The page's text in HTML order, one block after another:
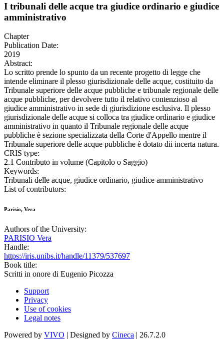
I tribunali delle acque tra giudice ordinario e giudice
amministrativo
Chapter
Publication Date:
2019
Abstract:
Lo scritto prende lo spunto da un recente progetto di legge che
intende eliminare il plesso giurisdizionale delle acque, costituito da
Tribunale superiore delle acque pubbliche e tribunale regionale delle
acque pubbliche, per devolvere tutto il relativo contenzioso al
giudice amministrativo in sede di giurisdizione esclusiva. Il plesso
giurisdizionale delle acque si colloca tra giudice ordinario e giudice
amministrativo in quanto il Tribunale regionale delle acque
pubbliche è sezione specializzata della Corte d'Appello mentre il
Tribunale superiore delle acque pubbliche è dotato dii incerta natura.
CRIS type:
2.1 Contributo in volume (Capitolo o Saggio)
Keywords:
Tribunali delle acque, giudice ordinario, giudice amministrativo
List of contributors:
Parisio, Vera
Authors of the University:
PARISIO Vera
Handle:
https://iris.unibs.it/handle/11379/537697
Book title:
Scritti in onore di Eugenio Picozza
Support
Privacy
Use of cookies
Legal notes
Powered by VIVO | Designed by Cineca | 26.7.2.0